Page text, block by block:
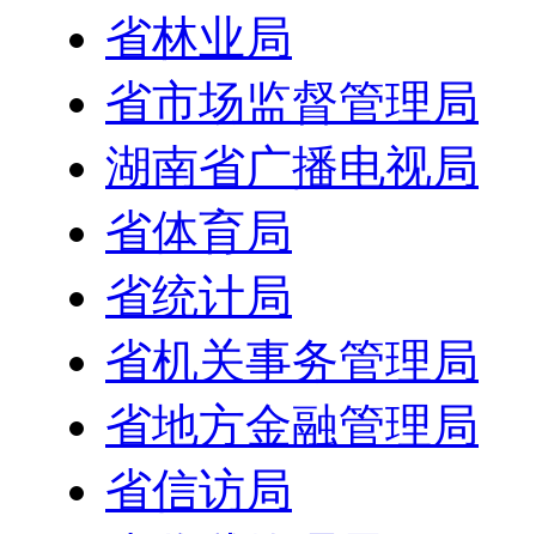
省林业局
省市场监督管理局
湖南省广播电视局
省体育局
省统计局
省机关事务管理局
省地方金融管理局
省信访局